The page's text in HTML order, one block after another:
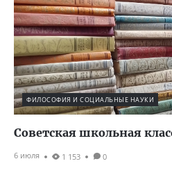
ФИЛОСОФИЯ И СОЦИАЛЬНЫЕ НАУКИ
Советская школьная
6 июля 1 153 0